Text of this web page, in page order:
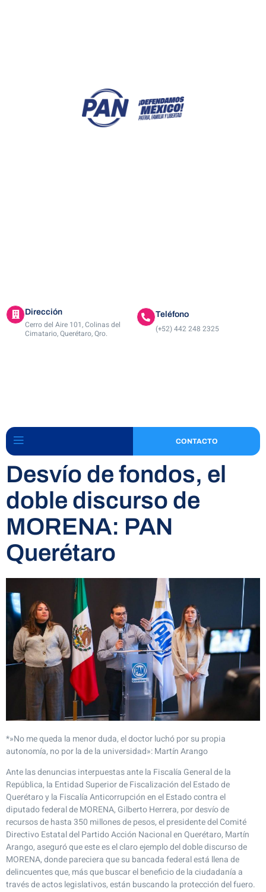
Dirección
Cerro del Aire 101, Colinas del
Cimatario, Querétaro, Qro.
Teléfono
(+52) 442 248 2325
CONTACTO
Desvío de fondos, el
doble discurso de
MORENA: PAN
Querétaro
*»No me queda la menor duda, el doctor luchó por su propia
autonomía, no por la de la universidad»: Martín Arango
Ante las denuncias interpuestas ante la Fiscalía General de la
República, la Entidad Superior de Fiscalización del Estado de
Querétaro y la Fiscalía Anticorrupción en el Estado contra el
diputado federal de MORENA, Gilberto Herrera, por desvío de
recursos de hasta 350 millones de pesos, el presidente del Comité
Directivo Estatal del Partido Acción Nacional en Querétaro, Martín
Arango, aseguró que este es el claro ejemplo del doble discurso de
MORENA, donde pareciera que su bancada federal está llena de
delincuentes que, más que buscar el beneficio de la ciudadanía a
través de actos legislativos, están buscando la protección del fuero.